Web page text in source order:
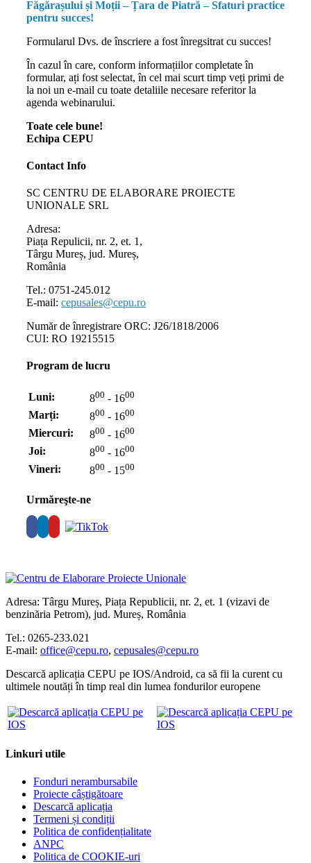
Făgărașului și Moții – Țara de Piatră – Sfaturi practice
pentru succes!
Formularul Dvs. de înscriere a fost înregsitrat cu succes!
În cazul în care, conform informațiilor completate în
formular, ați fost selectat, în cel mai scurt timp veți primi de
la noi un e-mail cu toate detaliile necesare referitor la
agenda webinarului.
Toate cele bune!
Echipa CEPU
Contact Info
SC CENTRU DE ELABORARE PROIECTE
UNIONALE SRL
Adresa:
Piața Repulicii, nr. 2, et. 1,
Târgu Mureș, jud. Mureș,
România
Tel.: 0751-245.012
E-mail: cepusales@cepu.ro
Număr de înregistrare ORC: J26/1818/2006
CUI: RO 19215515
Program de lucru
Luni: 800 - 1600
Marți: 800 - 1600
Miercuri: 800 - 1600
Joi: 800 - 1600
Vineri: 800 - 1500
Urmăreşte-ne
Adresa: Târgu Mureș, Piața Republicii, nr. 2, et. 1 (vizavi de
benzinăria Petrom), jud. Mureș, România
Tel.: 0265-233.021
E-mail: office@cepu.ro, cepusales@cepu.ro
Descarcă aplicația CEPU pe IOS/Android, ca să fii la curent cu
ultimele noutăți în timp real din lumea fondurilor europene
Linkuri utile
Fonduri nerambursabile
Proiecte câștigătoare
Descarcă aplicația
Termeni și condiții
Politica de confidențialitate
ANPC
Politica de COOKIE-uri